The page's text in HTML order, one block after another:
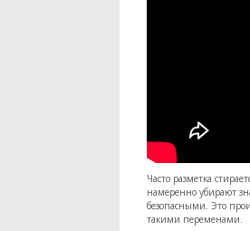
Часто разметка
намеренно убирают
безопасными. Это
такими переменами.